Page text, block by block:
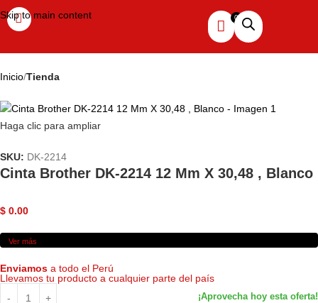
Skip to main content
Inicio Tienda
Haga clic para ampliar
SKU: DK-2214
Cinta Brother DK-2214 12 Mm X 30,48 , Blanco
$ 0.00
Ver más
Enviamos a todo el Perú
Llevamos tu producto a cualquier parte del país